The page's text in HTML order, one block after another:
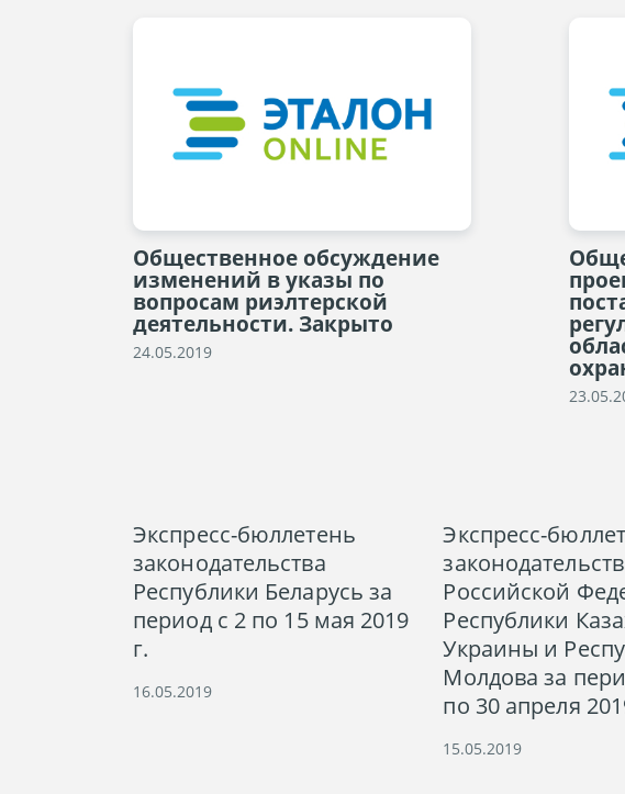
Общественное обсуждение
изменений в указы по
вопросам риэлтерской
деятельности. Закрыто
24.05.2019
Экспресс-бюллетень
законодательства
Республики Беларусь за
период с 2 по 15 мая 2019
г.
16.05.2019
Экспресс-
Российской
Республики
Украины и
Молдова за
по 30 апреля
15.05.2019